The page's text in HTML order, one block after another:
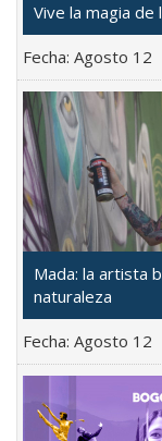
Vive la magia de
Fecha: Agosto 12
Mada: la artista
naturaleza
Fecha: Agosto 12